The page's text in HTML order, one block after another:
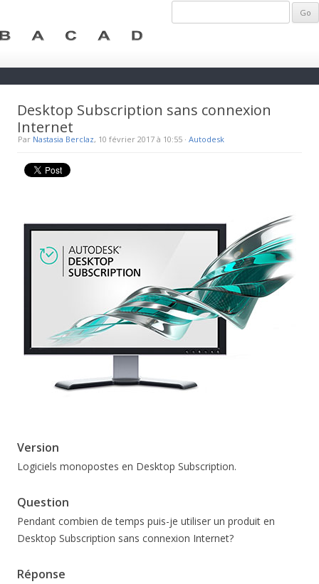
Desktop Subscription sans connexion
Internet
Par Nastasia Berclaz, 10 février 2017 à 10:55 · Autodesk
Version
Logiciels monopostes en Desktop Subscription.
Question
Pendant combien de temps puis-je utiliser un produit en
Desktop Subscription sans connexion Internet?
Réponse